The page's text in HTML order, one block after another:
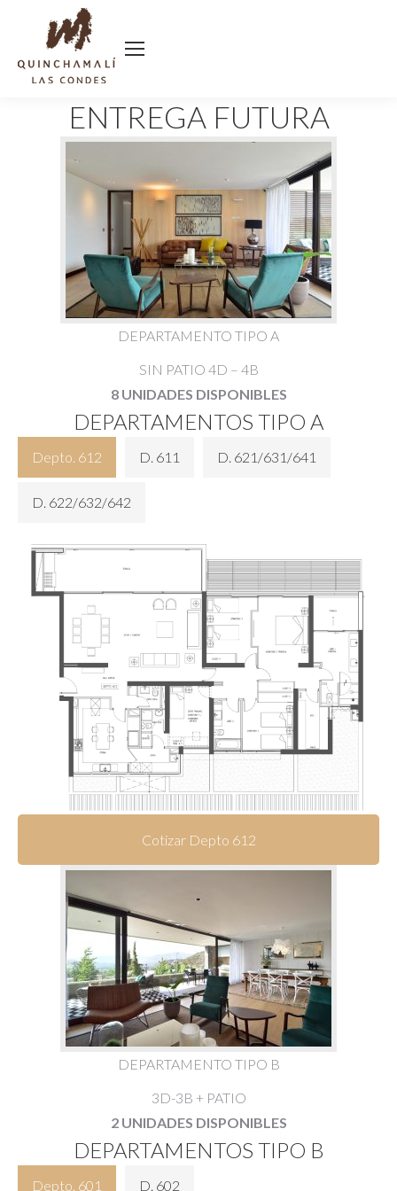
ENTREGA FUTURA
DEPARTAMENTO TIPO A
SIN PATIO 4D – 4B
8 UNIDADES DISPONIBLES
DEPARTAMENTOS TIPO A
Depto. 612 D. 611 D. 621/631/641
D. 622/632/642
Cotizar Depto 612
DEPARTAMENTO TIPO B
3D-3B + PATIO
2 UNIDADES DISPONIBLES
DEPARTAMENTOS TIPO B
Depto. 601 D. 602